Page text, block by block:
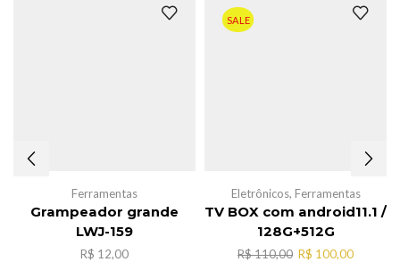
Ferramentas
Grampeador grande
LWJ-159
R$ 12,00
SALE
Eletrônicos, Ferramentas
TV BOX com android11.1 /
128G+512G
R$110,00 O
R$ 100,00O